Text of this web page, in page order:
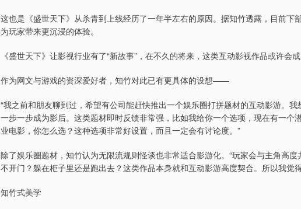
这也是《盛世天下》从杀青到上线经历了一年半左右的原因。据知竹透露，目前下
为玩家带来更沉浸的体验。
《盛世天下》让影视行业有了“新故事”，在不久的将来，这类互动影视作品或许会
作为网文与游戏的资深爱好者，知竹对此已有更具体的设想——
“我之前和朋友聊到过，希望有公司能赶快推出一个娱乐圈打拼题材的互动影游。
一步一步成为影后。这类题材即时反馈非常强，比如我给你一个选项，现在有一个
业电影，你怎么选？这种选项非常好设置，而且一定会有讨论度。”
除了娱乐圈题材，知竹认为无限流规则怪谈也非常适合影游化。“玩家会与主角高
不开门？躲在柜子里还是跑出去？这类作品本身就和互动影游高度契合。所以我觉
知竹式美学